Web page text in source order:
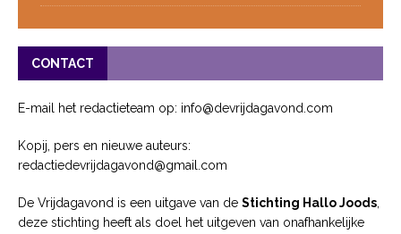
CONTACT
E-mail het redactieteam op: info@devrijdagavond.com
Kopij, pers en nieuwe auteurs:
redactiedevrijdagavond@gmail.com
De Vrijdagavond is een uitgave van de Stichting Hallo Joods,
deze stichting heeft als doel het uitgeven van onafhankelijke